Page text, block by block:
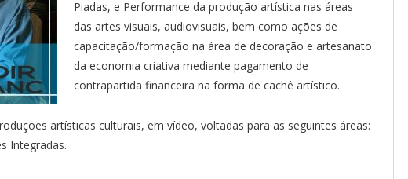
Piadas, e Performance da produção artística nas áreas
das artes visuais, audiovisuais, bem como ações de
capacitação/formação na área de decoração e artesanato
da economia criativa mediante pagamento de
contrapartida financeira na forma de cachê artístico.
artísticas culturais, em vídeo, voltadas para as seguintes áreas:
Integradas.